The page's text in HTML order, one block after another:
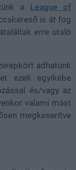
a League of
is át fog
erre utaló
adhatunk
ezek egyikébe
és/vagy az
valami mást
megkeserítve